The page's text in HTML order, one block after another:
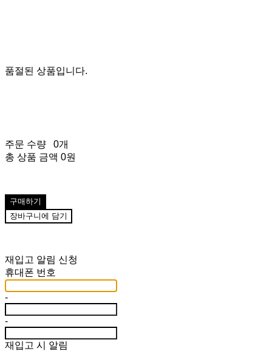
품절된 상품입니다.
주문 수량
0개
총 상품 금액 0원
구매하기
장바구니에 담기
재입고 알림 신청
휴대폰 번호
-
-
재입고 시 알림